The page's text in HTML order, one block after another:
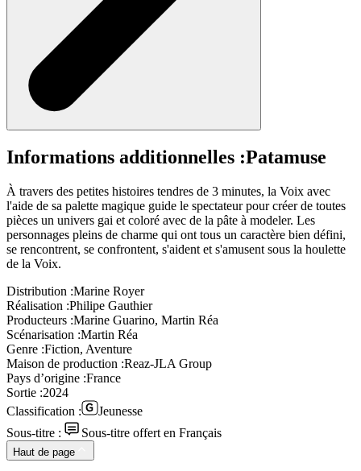
Informations additionnelles :Patamuse
À travers des petites histoires tendres de 3 minutes, la Voix avec
l'aide de sa palette magique guide le spectateur pour créer de toutes
pièces un univers gai et coloré avec de la pâte à modeler. Les
personnages pleins de charme qui ont tous un caractère bien défini,
se rencontrent, se confrontent, s'aident et s'amusent sous la houlette
de la Voix.
Distribution :Marine Royer
Réalisation :Philipe Gauthier
Producteurs :Marine Guarino, Martin Réa
Scénarisation :Martin Réa
Genre :Fiction, Aventure
Maison de production :Reaz-JLA Group
Pays d’origine :France
Sortie :2024
Classification :
Jeunesse
Sous-titre :
Sous-titre offert en Français
Haut de page